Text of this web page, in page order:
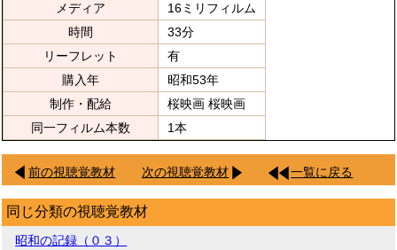
メディア
16ミリフィルム
時間
33分
リーフレット
有
購入年
昭和53年
制作・配給
桜映画 桜映画
同一フィルム本数
1本
前の視聴覚教材 次の視聴覚教材 一覧に戻る
同じ分類の視聴覚教材
昭和の記録（０３）